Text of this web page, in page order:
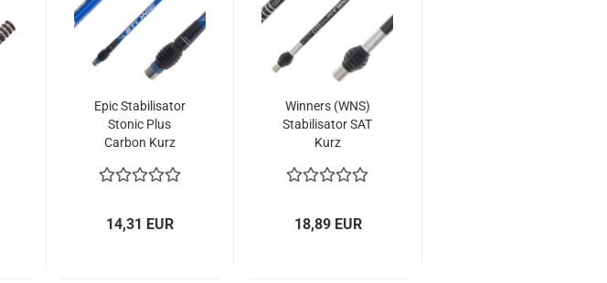
Epic Stabilisator
Stonic Plus
Carbon Kurz
14,31 EUR
Winners (WNS)
Stabilisator SAT
Kurz
18,89 EUR